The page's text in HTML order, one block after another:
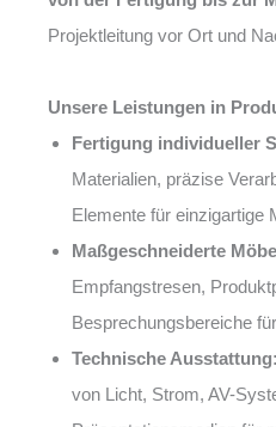
Projektleitung vor Ort und
Unsere Leistungen in
Fertigung individueller
Materialien, präzise
Elemente für einzigartige
Maßgeschneiderte
Empfangstresen,
Besprechungsbereiche
Technische Ausstattung:
von Licht, Strom, AV-